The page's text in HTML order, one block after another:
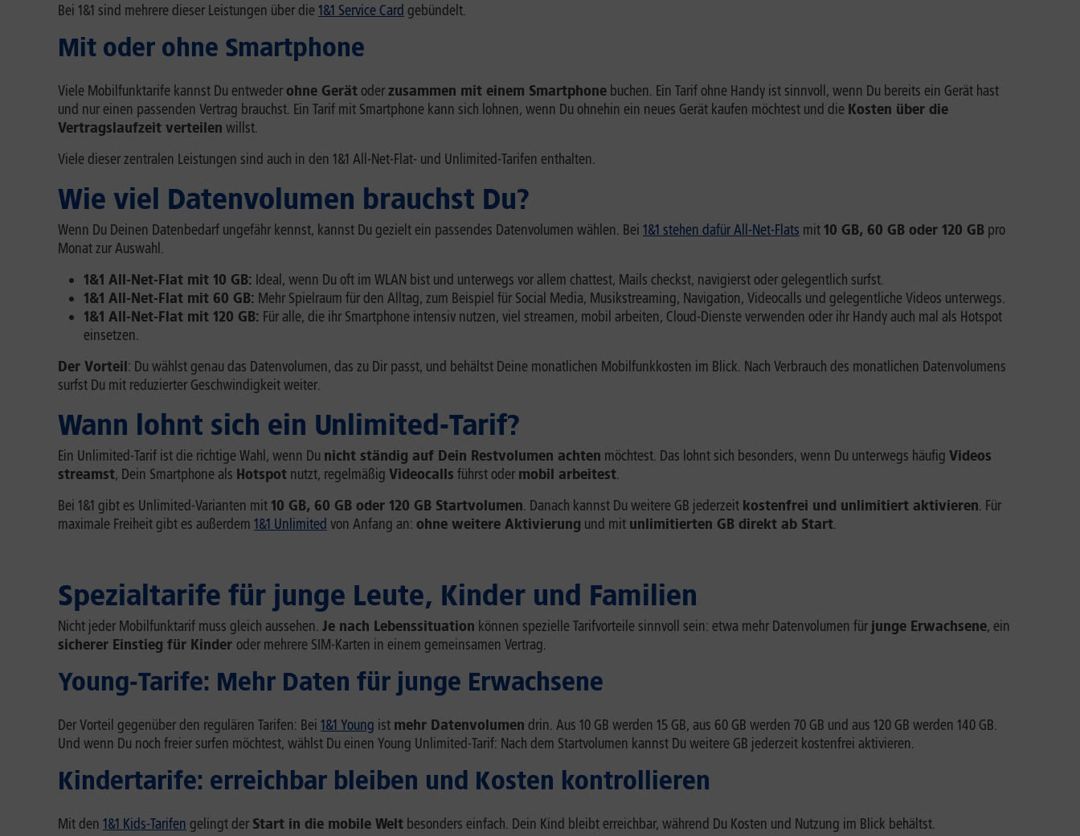
Bei 1&1 sind mehrere dieser Leistungen über die1&1 Service Card gebündelt.
Mit oder ohne Smartphone
Viele Mobilfunktarife kannst Du entwederohne Gerätoderzusammen mit einem Smartphone buchen. Ein Tarif ohne Handy ist sinnvoll, wenn Du bereits ein Gerät hast
und nur einen passenden Vertrag brauchst. Ein Tarif mit Smartphone kann sich lohnen, wenn Du ohnehin ein neues Gerät kaufen möchtest und die Kosten über die
Vertragslaufzeit verteilen willst.
Viele dieser zentralen Leistungen sind auch in den 1&1 All-Net-Flat- und Unlimited-Tarifen enthalten.
Wie viel Datenvolumen brauchst Du?
Wenn Du Deinen Datenbedarf ungefähr kennst, kannst Du gezielt ein passendes Datenvolumen wählen. Bei 1&1 stehen dafür All-Net-Flats mit10 GB, 60 GB oder 120 GB pro
Monat zur Auswahl.
1&1 All-Net-Flat mit 10 GB: Ideal, wenn Du oft im WLAN bist und unterwegs vor allem chattest, Mails checkst, navigierst oder gelegentlich surfst.
1&1 All-Net-Flat mit 60 GB: Mehr Spielraum für den Alltag, zum Beispiel für Social Media, Musikstreaming, Navigation, Videocalls und gelegentliche Videos unterwegs.
1&1 All-Net-Flat mit 120 GB: Für alle, die ihr Smartphone intensiv nutzen, viel streamen, mobil arbeiten, Cloud-Dienste verwenden oder ihr Handy auch mal als Hotspot
einsetzen.
Der Vorteil: Du wählst genau das Datenvolumen, das zu Dir passt, und behältst Deine monatlichen Mobilfunkkosten im Blick. Nach Verbrauch des monatlichen Datenvolumens
surfst Du mit reduzierter Geschwindigkeit weiter.
Wann lohnt sich ein Unlimited-Tarif?
Ein Unlimited-Tarif ist die richtige Wahl, wenn Du nicht ständig auf Dein Restvolumen achten möchtest. Das lohnt sich besonders, wenn Du unterwegs häufig Videos
streamst, Dein Smartphone als Hotspot nutzt, regelmäßig Videocalls führst oder mobil arbeitest.
Bei 1&1 gibt es Unlimited-Varianten mit10 GB, 60 GB oder 120 GB Startvolumen. Danach kannst Du weitere GB jederzeit kostenfrei und unlimitiert aktivieren. Für
maximale Freiheit gibt es außerdem 1&1 Unlimited von Anfang an: ohne weitere Aktivierung und mit unlimitierten GB direkt ab Start.
Spezialtarife für junge Leute, Kinder und Familien
Nicht jeder Mobilfunktarif muss gleich aussehen. Je nach Lebenssituation können spezielle Tarifvorteile sinnvoll sein: etwa mehr Datenvolumen für junge Erwachsene, ein
sicherer Einstieg für Kinder oder mehrere SIM-Karten in einem gemeinsamen Vertrag.
Young-Tarife: Mehr Daten für junge Erwachsene
Der Vorteil gegenüber den regulären Tarifen: Bei 1&1 Young ist mehr Datenvolumen drin. Aus 10 GB werden 15 GB, aus 60 GB werden 70 GB und aus 120 GB werden 140 GB.
Und wenn Du noch freier surfen möchtest, wählst Du einen Young Unlimited-Tarif: Nach dem Startvolumen kannst Du weitere GB jederzeit kostenfrei aktivieren.
Kindertarife: erreichbar bleiben und Kosten kontrollieren
Mit den 1&1 Kids-Tarifen gelingt der Start in die mobile Welt besonders einfach. Dein Kind bleibt erreichbar, während Du Kosten und Nutzung im Blick behältst.